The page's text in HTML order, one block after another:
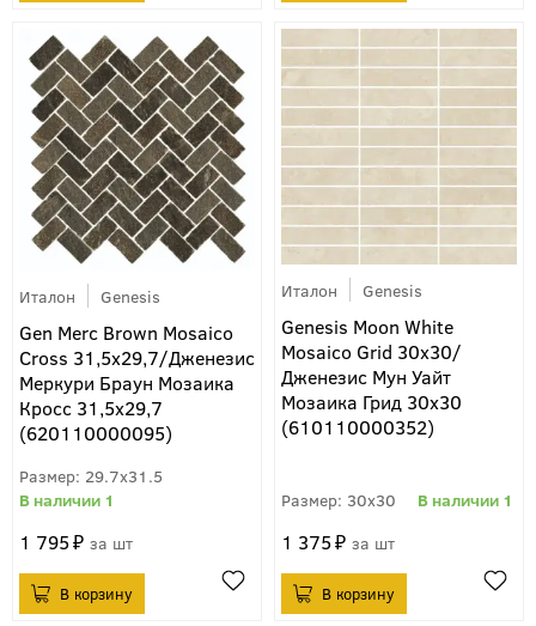
Италон Genesis
Gen Merc Brown Mosaico
Cross 31,5x29,7/Дженезис
Меркури Браун Мозаика
Кросс 31,5x29,7
(620110000095)
29.7x31.5
1
1 795 шт
Италон Genesis
Genesis Moon White
Mosaico Grid 30x30/
Дженезис Мун Уайт
Мозаика Грид 30х30
(610110000352)
30x30 1
1 375 шт